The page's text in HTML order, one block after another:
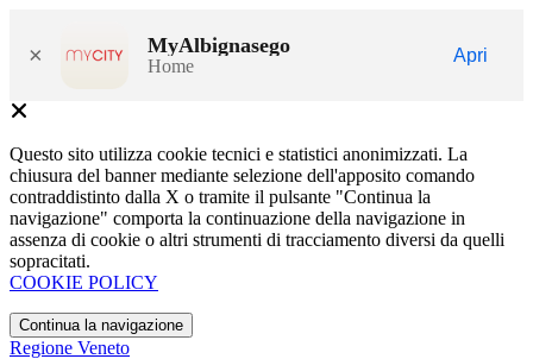
× MyAlbignasego
Home
Apri
Questo sito utilizza cookie tecnici e statistici anonimizzati. La
chiusura del banner mediante selezione dell'apposito comando
contraddistinto dalla X o tramite il pulsante "Continua la
navigazione" comporta la continuazione della navigazione in
assenza di cookie o altri strumenti di tracciamento diversi da quelli
sopracitati.
COOKIE POLICY
Continua la navigazione
Regione Veneto